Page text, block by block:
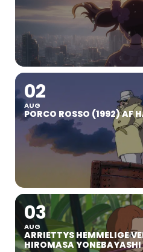
02
AUG
PORCO ROSSO (1992) AF
03
AUG
ARRIETTYS HEMMELIGE
HIROMASA YONEBAYASHI